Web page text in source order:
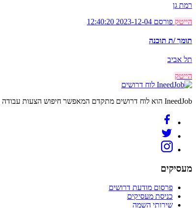
רמת גן
הייטק פורסם 2023-12-04 12:40:20
תומך /ת תוכנה
תל אביב
הייטק
לוח דרושים
IneedJob הוא לוח דרושים מתקדם המאפשר חיפוש הצעות עבודה בקלות. מצאו את הקריירה החדשה שלכם היום.
מעסיקים
פרסום מודעת דרושים
כניסת מעסיקים
שירותי השמה